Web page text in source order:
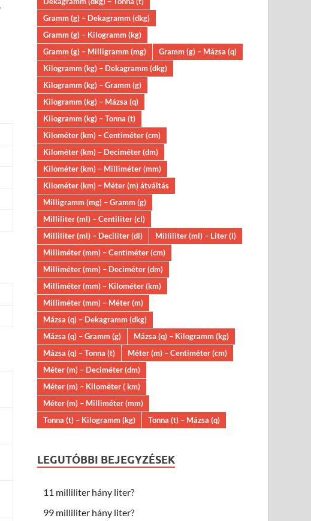
Gramm (g) – Dekagramm (dkg)
Gramm (g) – Kilogramm (kg)
Gramm (g) – Milligramm (mg)
Gramm (g) – Mázsa (q)
Kilogramm (kg) – Dekagramm (dkg)
Kilogramm (kg) – Gramm (g)
Kilogramm (kg) – Mázsa (q)
Kilogramm (kg) – Tonna (t)
Kilométer (km) – Centiméter (cm)
Kilométer (km) – Deciméter (dm)
Kilométer (km) – Milliméter (mm)
Kilométer (km) – Méter (m) átváltás
Milligramm (mg) – Gramm (g)
Milliliter (ml) – Centiliter (cl)
Milliliter (ml) – Deciliter (dl)
Milliliter (ml) – Liter (l)
Milliméter (mm) – Centiméter (cm)
Milliméter (mm) – Deciméter (dm)
Milliméter (mm) – Kilométer (km)
Milliméter (mm) – Méter (m)
Mázsa (q) – Dekagramm (dkg)
Mázsa (q) – Gramm (g)
Mázsa (q) – Kilogramm (kg)
Mázsa (q) – Tonna (t)
Méter (m) – Centiméter (cm)
Méter (m) – Deciméter (dm)
Méter (m) – Kilométer ( km)
Méter (m) – Milliméter (mm)
Tonna (t) – Kilogramm (kg)
Tonna (t) – Mázsa (q)
LEGUTÓBBI BEJEGYZÉSEK
11 milliliter hány liter?
99 milliliter hány liter?